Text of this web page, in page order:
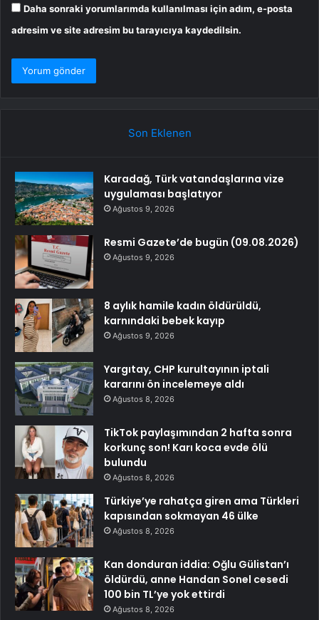
Daha sonraki yorumlarımda kullanılması için adım, e-posta
adresim ve site adresim bu tarayıcıya kaydedilsin.
Son Eklenen
Karadağ, Türk vatandaşlarına vize
uygulaması başlatıyor
Ağustos 9, 2026
Resmi Gazete’de bugün (09.08.2026)
Ağustos 9, 2026
8 aylık hamile kadın öldürüldü,
karnındaki bebek kayıp
Ağustos 9, 2026
Yargıtay, CHP kurultayının iptali
kararını ön incelemeye aldı
Ağustos 8, 2026
TikTok paylaşımından 2 hafta sonra
korkunç son! Karı koca evde ölü
bulundu
Ağustos 8, 2026
Türkiye’ye rahatça giren ama Türkleri
kapısından sokmayan 46 ülke
Ağustos 8, 2026
Kan donduran iddia: Oğlu Gülistan’ı
öldürdü, anne Handan Sonel cesedi
100 bin TL’ye yok ettirdi
Ağustos 8, 2026